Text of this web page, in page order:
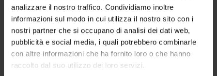
analizzare il nostro traffico. Condividiamo inoltre
informazioni sul modo in cui utilizza il nostro sito con i
nostri partner che si occupano di analisi dei dati web,
pubblicità e social media, i quali potrebbero combinarle
con altre informazioni che ha fornito loro o che hanno
raccolto dal suo utilizzo dei loro servizi.